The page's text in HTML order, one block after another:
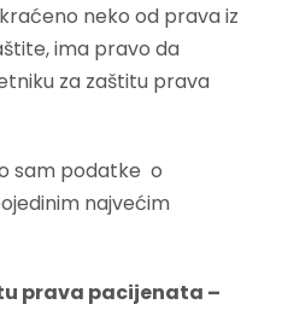
neko od prava iz
ima pravo da
za zaštitu prava
sam podatke o
najvećim
prava pacijenata –